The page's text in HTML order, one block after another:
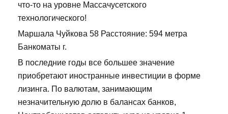
что-то на уровне Массачусетского
технологического!
Маршала Чуйкова 58 Расстояние: 594 метра
Банкоматы г.
В последние годы все большее значение
приобретают иностранные инвестиции в форме
лизинга. По валютам, занимающим
незначительную долю в балансах банков,